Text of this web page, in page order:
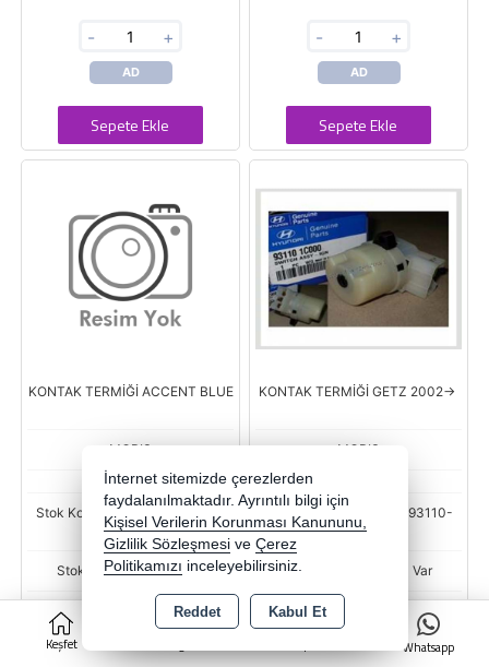
Keşfet
0
Whatsapp
- +
AD
Sepete Ekle
- +
AD
Sepete Ekle
KONTAK TERMİĞİ ACCENT BLUE
MOBIS
Stok Kodu : BSR-HMC-93110-
1R000-WME
Stok Miktarı : Stokta Var
535,82 TL
KONTAK TERMİĞİ GETZ 2002->
MOBIS
Stok Kodu : BSR-HMC-93110-
1C000-WME
Stok Miktarı : Stokta Var
679,82 TL
İnternet sitemizde çerezlerden
faydalanılmaktadır. Ayrıntılı bilgi için
Kişisel Verilerin Korunması Kanununu,
Gizlilik Sözleşmesi ve Çerez
Politikamızı inceleyebilirsiniz.
Reddet Kabul Et